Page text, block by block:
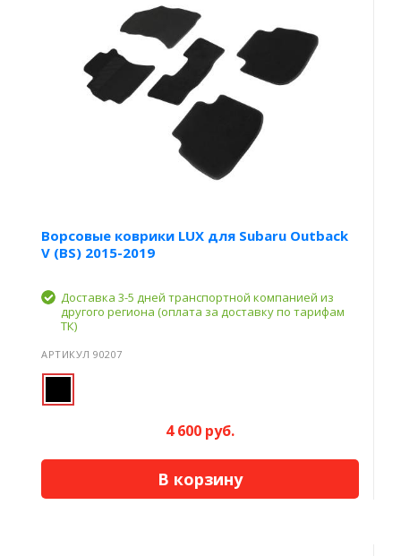
Ворсовые коврики LUX для Subaru Outback
V (BS) 2015-2019
Доставка 3-5 дней транспортной компанией из
другого региона (оплата за доставку по тарифам
ТК)
АРТИКУЛ 90207
4 600 руб.
В корзину